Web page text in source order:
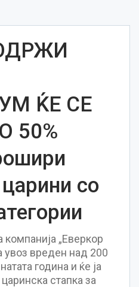
ЌЕ СЕ
50%
со
„Еверкор
увоз вреден над 200
година и ќе ја
стапка за